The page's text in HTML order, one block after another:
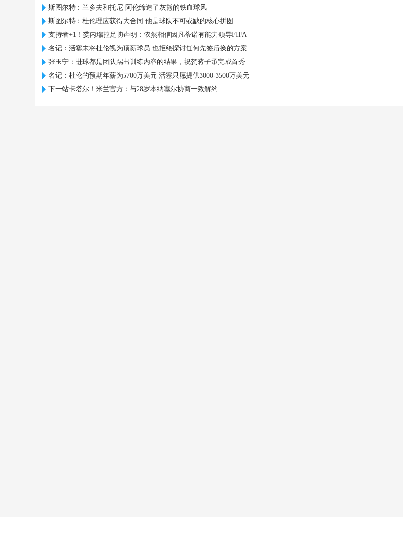
斯图尔特：兰多夫和托尼·阿伦缔造了灰熊的铁血球风
斯图尔特：杜伦理应获得大合同 他是球队不可或缺的核心拼图
支持者+1！委内瑞拉足协声明：依然相信因凡蒂诺有能力领导FIFA
名记：活塞未将杜伦视为顶薪球员 也拒绝探讨任何先签后换的方案
张玉宁：进球都是团队踢出训练内容的结果，祝贺蒋子承完成首秀
名记：杜伦的预期年薪为5700万美元 活塞只愿提供3000-3500万美元
下一站卡塔尔！米兰官方：与28岁本纳塞尔协商一致解约